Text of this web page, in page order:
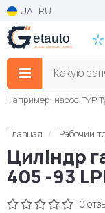
UA RU
Какую
Например: насос ГУР
Главная Рабочий
Циліндр
405 -93
0